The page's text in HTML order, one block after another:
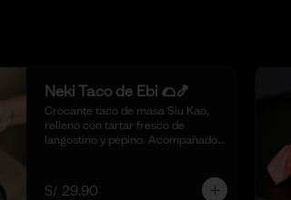
Neki Taco de Ebi 🌮🍤
Crocante taco de masa Siu Kao,
relleno con tartar fresco de
langostino y pepino. Acompañado
🌮🍤 (4 piezas)
S/ 29.90